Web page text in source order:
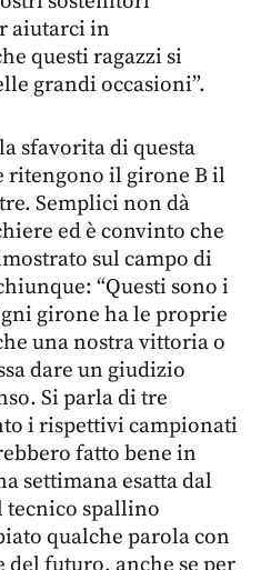
aiutarci in
questi ragazzi si
grandi occasioni”.
sfavorita di questa
ritengono il girone B il
Semplici non dà
ed è convinto che
sul campo di
“Questi sono i
girone ha le proprie
una nostra vittoria o
dare un giudizio
Si parla di tre
i rispettivi campionati
fatto bene in
settimana esatta dal
spallino
qualche parola con